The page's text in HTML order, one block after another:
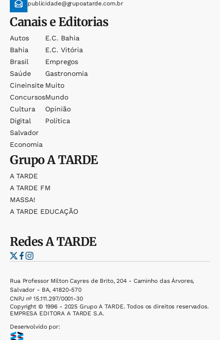
publicidade@grupoatarde.com.br
Canais e Editorias
Autos
Bahia
Brasil
Saúde
Cineinsite
Concursos
Cultura
Digital
Salvador
Economia
E.c. Bahia
E.c. Vitória
Empregos
Gastronomia
Muito
Mundo
Opinião
Política
GrupoA TARDE
A TARDE
A TARDE FM
MASSA!
A TARDE EDUCAÇÃO
RedesA TARDE
Rua Professor Milton Cayres de Brito, 204 - Caminho das Árvores,
Salvador - BA, 41820-570
CNPJ nº 15.111.297/0001-30
Copyright © 1996 - 2025 Grupo A TARDE. Todos os direitos reservados.
EMPRESA EDITORA A TARDE S.A.
Desenvolvido por: